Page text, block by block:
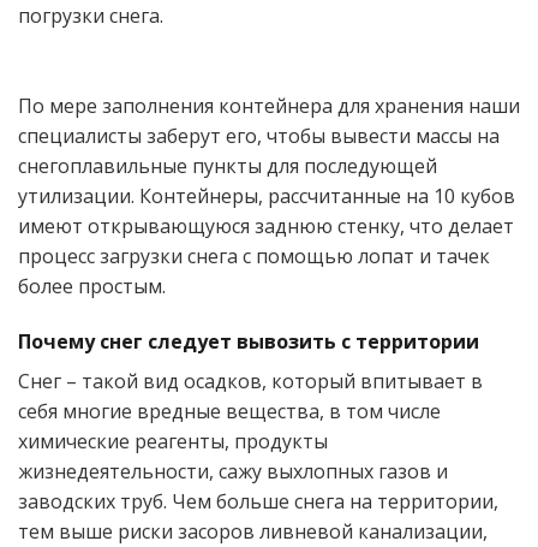
погрузки снега.
По мере заполнения контейнера для хранения наши
специалисты заберут его, чтобы вывести массы на
снегоплавильные пункты для последующей
утилизации. Контейнеры, рассчитанные на 10 кубов
имеют открывающуюся заднюю стенку, что делает
процесс загрузки снега с помощью лопат и тачек
более простым.
Почему снег следует вывозить с территории
Снег – такой вид осадков, который впитывает в
себя многие вредные вещества, в том числе
химические реагенты, продукты
жизнедеятельности, сажу выхлопных газов и
заводских труб. Чем больше снега на территории,
тем выше риски засоров ливневой канализации,